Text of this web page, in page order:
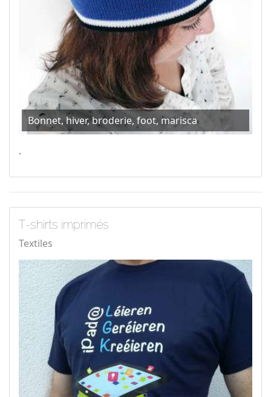
Bonnet, hiver, broderie, foot, marisca
.
T-shirts imprimés
Textiles